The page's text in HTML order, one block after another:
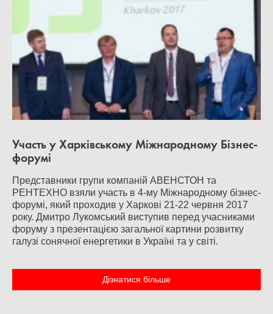
Участь у Харківському Міжнародному Бізнес-
форумі
Представники групи компаній АВЕНСТОН та
РЕНТЕХНО взяли участь в 4-му Міжнародному бізнес-
форумі, який проходив у Харкові 21-22 червня 2017
року. Дмитро Лукомський виступив перед учасниками
форуму з презентацією загальної картини розвитку
галузі сонячної енергетики в Україні та у світі.
Дізнатися більше